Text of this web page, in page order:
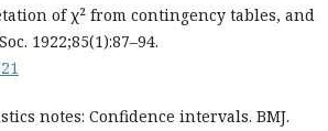
of χ² from contingency tables, and
1922;85(1):87–94.
notes: Confidence intervals. BMJ.